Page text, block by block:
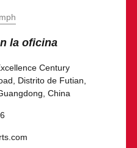
la oficina
Century
Distrito de Futian,
China